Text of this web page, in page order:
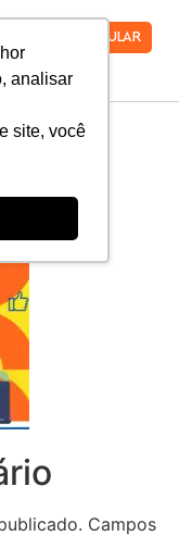
analisar
site, você
VESTIBULAR
Campos